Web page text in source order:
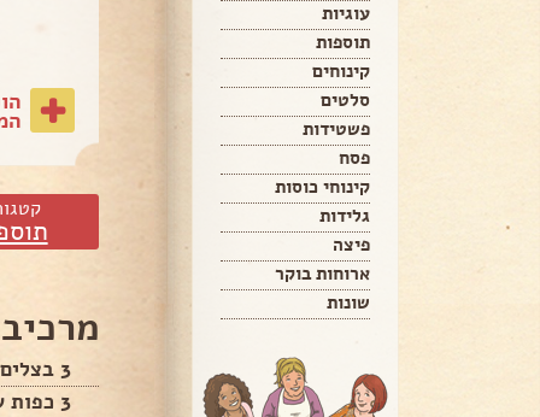
עוגיות
תוספות
קינוחים
סלטים
פשטידות
פסח
קינוחי כוסות
גלידות
פיצה
ארוחות בוקר
שונות
3 בצלים
3 כפות שמן